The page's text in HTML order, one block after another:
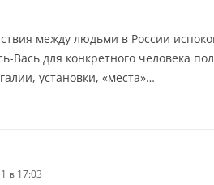
между людьми в России
Вась для конкретного человека
установки, «места»…
в 17:03